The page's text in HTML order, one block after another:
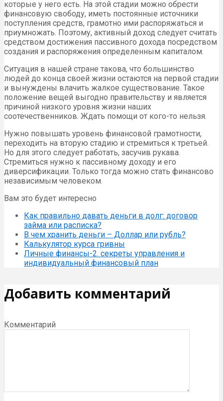
которые у него есть. На этой стадии можно обрести
финансовую свободу, иметь постоянные источники
поступления средств, грамотно ими распоряжаться и
приумножать. Поэтому, активный доход следует считать
средством достижения пассивного дохода посредством
создания и распоряжения определенным капиталом.
Ситуация в нашей стране такова, что большинство
людей до конца своей жизни остаются на первой стадии
и вынуждены влачить жалкое существование. Такое
положение вещей выгодно правительству и является
причиной низкого уровня жизни наших
соотечественников. Ждать помощи от кого-то нельзя.
Нужно повышать уровень финансовой грамотности,
переходить на вторую стадию и стремиться к третьей.
Но для этого следует работать, засучив рукава.
Стремиться нужно к пассивному доходу и его
диверсификации. Только тогда можно стать финансово
независимым человеком.
Вам это будет интересно
Как правильно давать деньги в долг: договор
займа или расписка?
В чем хранить деньги – Доллар или рубль?
Калькулятор курса гривны
Личные финансы-2. секреты управления и
индивидуальный финансовый план
Добавить комментарий
Комментарий